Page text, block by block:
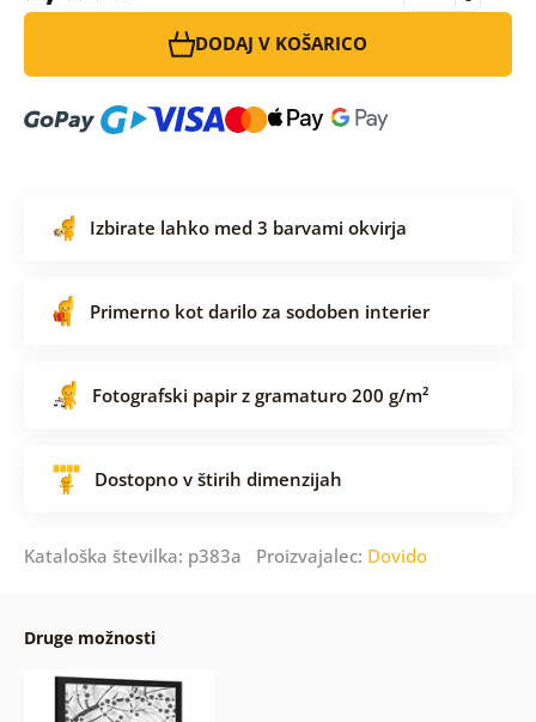
DODAJ V KOŠARICO
Izbirate lahko med 3 barvami okvirja
Primerno kot darilo za sodoben interier
Fotografski papir z gramaturo 200 g/m²
Dostopno v štirih dimenzijah
Kataloška številka: p383a Proizvajalec: Dovido
Druge možnosti